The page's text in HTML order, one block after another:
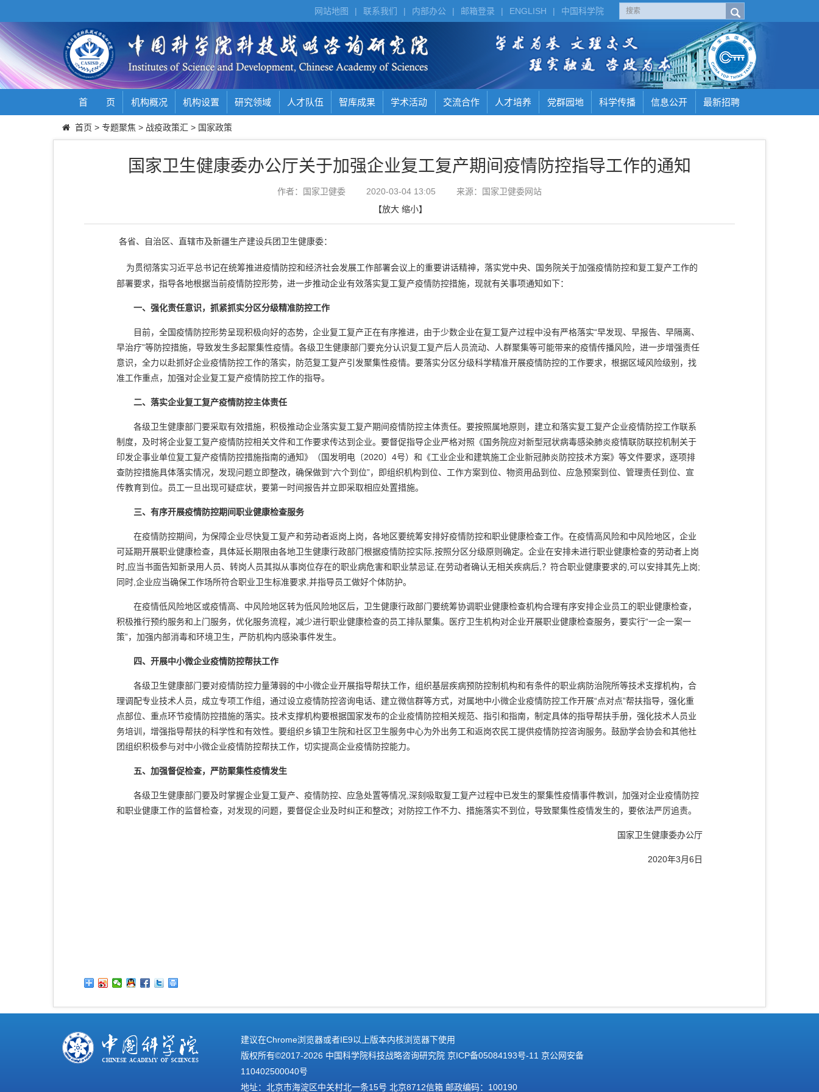
中国科学院
|
ENGLISH
|
邮箱登录
|
内部办公
|
联系我们
|
网站地图
首 页 机构概况 机构设置 研究领域 人才队伍 智库成果 学术活动 交流合作 人才培养 党群园地 科学传播 信息公开 最新招聘
首页 > 专题聚焦 > 战疫政策汇 > 国家政策
国家卫生健康委办公厅关于加强企业复工复产期间疫情防控指导工作的通知
作者：国家卫健委 2020-03-04 13:05
来源：国家卫健委网站
【放大 缩小】
各省、自治区、直辖市及新疆生产建设兵团卫生健康委：
为贯彻落实习近平总书记在统筹推进疫情防控和经济社会发展工作部署会议上的重要讲话精神，落实党中央、国务院关于加强疫情防控和复工复产工作的
部署要求，指导各地根据当前疫情防控形势，进一步推动企业有效落实复工复产疫情防控措施，现就有关事项通知如下：
一、强化责任意识，抓紧抓实分区分级精准防控工作
目前，全国疫情防控形势呈现积极向好的态势，企业复工复产正在有序推进，由于少数企业在复工复产过程中没有严格落实“早发现、早报告、早隔离、
早治疗”等防控措施，导致发生多起聚集性疫情。各级卫生健康部门要充分认识复工复产后人员流动、人群聚集等可能带来的疫情传播风险，进一步增强责任
意识，全力以赴抓好企业疫情防控工作的落实，防范复工复产引发聚集性疫情。要落实分区分级科学精准开展疫情防控的工作要求，根据区域风险级别，找
准工作重点，加强对企业复工复产疫情防控工作的指导。
二、落实企业复工复产疫情防控主体责任
各级卫生健康部门要采取有效措施，积极推动企业落实复工复产期间疫情防控主体责任。要按照属地原则，建立和落实复工复产企业疫情防控工作联系
制度，及时将企业复工复产疫情防控相关文件和工作要求传达到企业。要督促指导企业严格对照《国务院应对新型冠状病毒感染肺炎疫情联防联控机制关于
印发企事业单位复工复产疫情防控措施指南的通知》（国发明电〔2020〕4号）和《工业企业和建筑施工企业新冠肺炎防控技术方案》等文件要求，逐项排
查防控措施具体落实情况，发现问题立即整改，确保做到“六个到位”，即组织机构到位、工作方案到位、物资用品到位、应急预案到位、管理责任到位、宣
传教育到位。员工一旦出现可疑症状，要第一时间报告并立即采取相应处置措施。
三、有序开展疫情防控期间职业健康检查服务
在疫情防控期间，为保障企业尽快复工复产和劳动者返岗上岗，各地区要统筹安排好疫情防控和职业健康检查工作。在疫情高风险和中风险地区，企业
可延期开展职业健康检查，具体延长期限由各地卫生健康行政部门根据疫情防控实际,按照分区分级原则确定。企业在安排未进行职业健康检查的劳动者上岗
时,应当书面告知新录用人员、转岗人员其拟从事岗位存在的职业病危害和职业禁忌证,在劳动者确认无相关疾病后,？符合职业健康要求的,可以安排其先上岗;
同时,企业应当确保工作场所符合职业卫生标准要求,并指导员工做好个体防护。
在疫情低风险地区或疫情高、中风险地区转为低风险地区后，卫生健康行政部门要统筹协调职业健康检查机构合理有序安排企业员工的职业健康检查，
积极推行预约服务和上门服务，优化服务流程，减少进行职业健康检查的员工排队聚集。医疗卫生机构对企业开展职业健康检查服务，要实行“一企一案一
策”，加强内部消毒和环境卫生，严防机构内感染事件发生。
四、开展中小微企业疫情防控帮扶工作
各级卫生健康部门要对疫情防控力量薄弱的中小微企业开展指导帮扶工作，组织基层疾病预防控制机构和有条件的职业病防治院所等技术支撑机构，合
理调配专业技术人员，成立专项工作组，通过设立疫情防控咨询电话、建立微信群等方式，对属地中小微企业疫情防控工作开展“点对点”帮扶指导，强化重
点部位、重点环节疫情防控措施的落实。技术支撑机构要根据国家发布的企业疫情防控相关规范、指引和指南，制定具体的指导帮扶手册，强化技术人员业
务培训，增强指导帮扶的科学性和有效性。要组织乡镇卫生院和社区卫生服务中心为外出务工和返岗农民工提供疫情防控咨询服务。鼓励学会协会和其他社
团组织积极参与对中小微企业疫情防控帮扶工作，切实提高企业疫情防控能力。
五、加强督促检查，严防聚集性疫情发生
各级卫生健康部门要及时掌握企业复工复产、疫情防控、应急处置等情况,深刻吸取复工复产过程中已发生的聚集性疫情事件教训，加强对企业疫情防控
和职业健康工作的监督检查，对发现的问题，要督促企业及时纠正和整改；对防控工作不力、措施落实不到位，导致聚集性疫情发生的，要依法严厉追责。
国家卫生健康委办公厅
2020年3月6日
建议在Chrome浏览器或者IE9以上版本内核浏览器下使用
版权所有©2017-2026 中国科学院科技战略咨询研究院 京ICP备05084193号-11 京公网安备
110402500040号
地址：北京市海淀区中关村北一条15号 北京8712信箱 邮政编码：100190